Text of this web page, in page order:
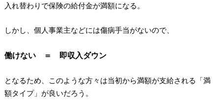
入れ替わりで保険の給付金が満額になる。
しかし、個人事業主などには傷病手当がないので、
働けない ＝ 即収入ダウン
となるため、このような方々は当初から満額が支給される「満
額タイプ」が良いだろう。